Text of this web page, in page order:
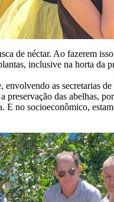
de néctar. Ao fazerem
inclusive na horta da
as secretarias
das abelhas,
no socioeconômico,